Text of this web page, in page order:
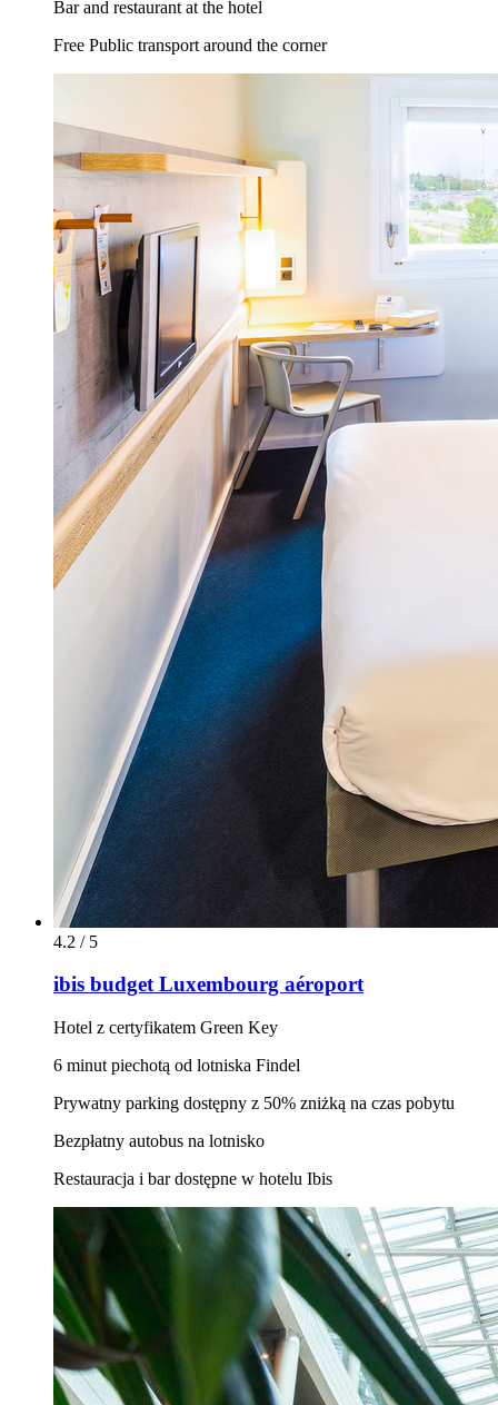
Bar and restaurant at the hotel
Free Public transport around the corner
4.2 / 5
ibis budget Luxembourg aéroport
Hotel z certyfikatem Green Key
6 minut piechotą od lotniska Findel
Prywatny parking dostępny z 50% zniżką na czas pobytu
Bezpłatny autobus na lotnisko
Restauracja i bar dostępne w hotelu Ibis